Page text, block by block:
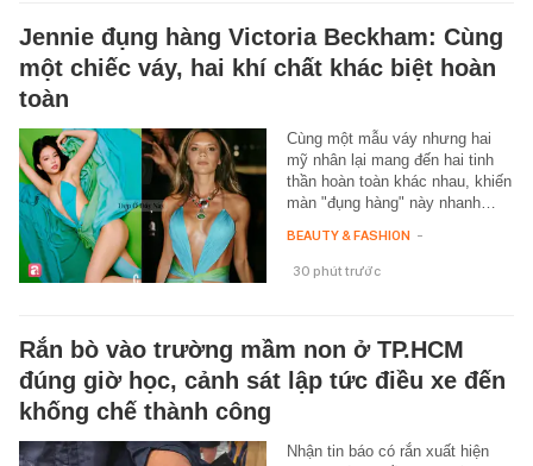
Jennie đụng hàng Victoria Beckham: Cùng
một chiếc váy, hai khí chất khác biệt hoàn
toàn
Cùng một mẫu váy nhưng hai
mỹ nhân lại mang đến hai tinh
thần hoàn toàn khác nhau, khiến
màn "đụng hàng" này nhanh…
BEAUTY & FASHION -
30 phút trước
Rắn bò vào trường mầm non ở TP.HCM
đúng giờ học, cảnh sát lập tức điều xe đến
khống chế thành công
Nhận tin báo có rắn xuất hiện